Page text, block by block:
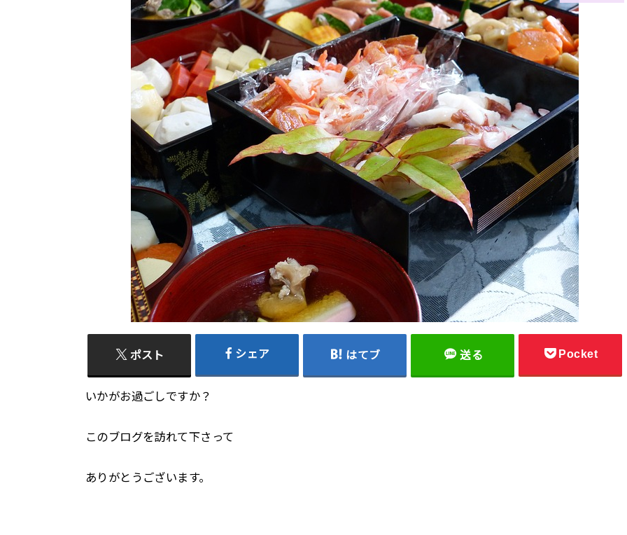
ポスト シェア はてブ 送る Pocket
いかがお過ごしですか？
このブログを訪れて下さって
ありがとうございます。